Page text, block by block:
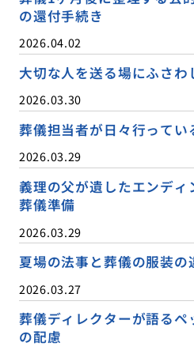
の還付手続き
2026.04.02
大切な人を送る場にふさわ
2026.03.30
葬儀担当者が日々行ってい
2026.03.29
義理の父が遺したエンディ
葬儀準備
2026.03.29
夏場の法事と葬儀の服装の
2026.03.27
葬儀ディレクターが語るペ
の配慮